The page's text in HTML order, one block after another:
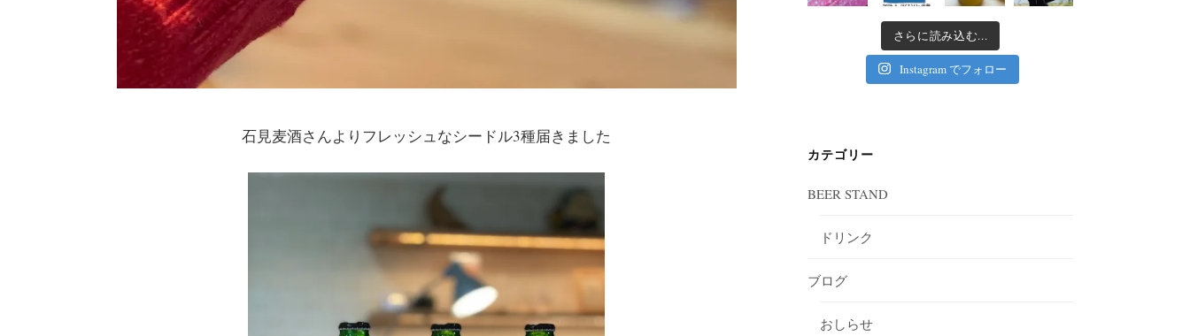
石見麦酒さんよりフレッシュなシードル3種届きました
さらに読み込む...
Instagram でフォロー
カテゴリー
BEER STAND
ドリンク
ブログ
おしらせ